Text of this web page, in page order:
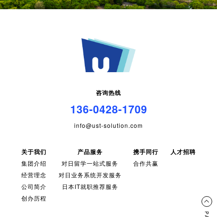
咨询热线
136-0428-1709
info@ust-solution.com
关于我们
集团介绍
经营理念
公司简介
创办历程
产品服务
对日留学一站式服务
对日业务系统开发服务
日本IT就职推荐服务
携手同行
合作共赢
人才招聘